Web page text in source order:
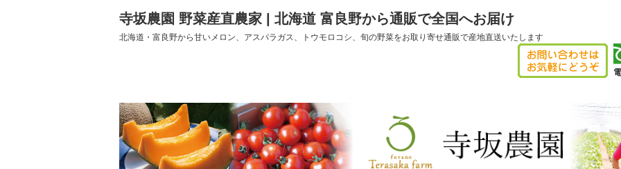
寺坂農園 野菜産直農家 | 北海道 富良野から通販で全国へお届け
北海道・富良野から甘いメロン、アスパラガス、トウモロコシ、旬の野菜をお取り寄せ通販で産地直送いたします